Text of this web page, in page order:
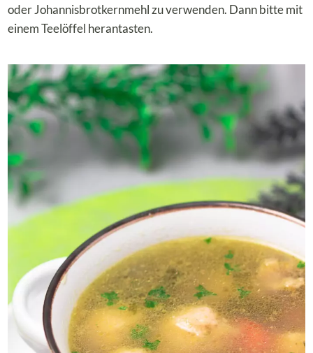
oder Johannisbrotkernmehl zu verwenden. Dann bitte mit
einem Teelöffel herantasten.